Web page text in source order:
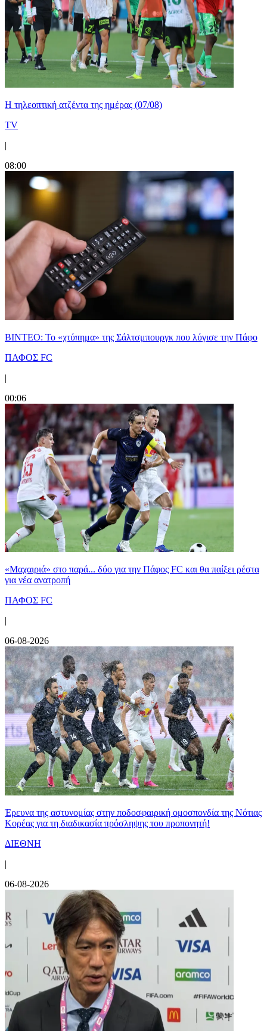
Η τηλεοπτική ατζέντα της ημέρας (07/08)
TV
|
08:00
ΒΙΝΤΕΟ: Το «χτύπημα» της Σάλτσμπουργκ που λύγισε την Πάφο
ΠΑΦΟΣ FC
|
00:06
«Μαχαιριά» στο παρά... δύο για την Πάφος FC και θα παίξει ρέστα
για νέα ανατροπή
ΠΑΦΟΣ FC
|
06-08-2026
Έρευνα της αστυνομίας στην ποδοσφαιρική ομοσπονδία της Νότιας
Κορέας για τη διαδικασία πρόσληψης του προπονητή!
ΔΙΕΘΝΗ
|
06-08-2026